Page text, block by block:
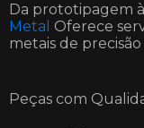
Da prototipagem
Metal Oferece
metais de
Peças com